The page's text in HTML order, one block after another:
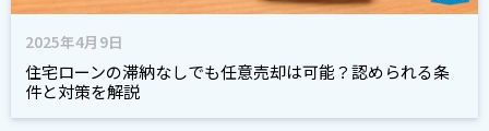
2025年4月9日
住宅ローンの滞納なしでも任意売却は可能？認められる条
件と対策を解説